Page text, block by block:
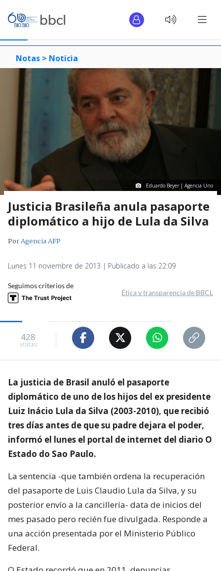
Notas > Noticia
Eduardo Beyer | Agencia Uno
Justicia Brasileña anula pasaporte
diplomático a hijo de Lula da Silva
PorAgencia AFP
Lunes 11 noviembre de 2013 | Publicado a las 22:09
Seguimos criterios de
Ética y transparencia de BBCL
428
visitas
La justicia de Brasil anuló el pasaporte
diplomático de uno de los hijos del ex presidente
Luiz Inácio Lula da Silva (2003-2010), que recibió
tres días antes de que su padre dejara el poder,
informó el lunes el portal de internet del diario O
Estado do Sao Paulo.
La sentencia -que también ordena la recuperación
del pasaporte de Luis Claudio Lula da Silva, y su
posterior envío a la cancillería- data de inicios del
mes pasado pero recién fue divulgada. Responde a
una acción presentada por el Ministerio Público
Federal.